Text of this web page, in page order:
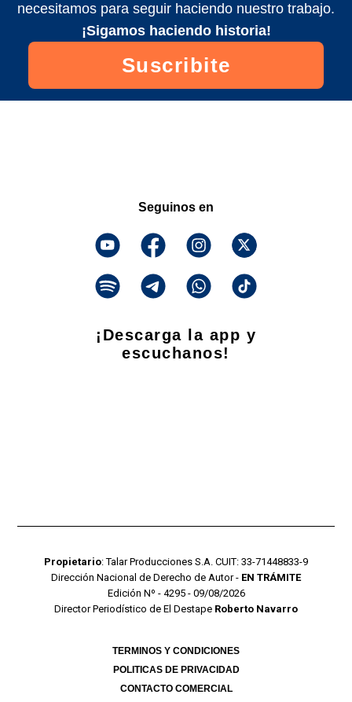
necesitamos para seguir haciendo nuestro trabajo.
¡Sigamos haciendo historia!
Suscribite
Seguinos en
¡Descarga la app y
escuchanos!
Propietario: Talar Producciones S.A. CUIT: 33-71448833-9
Dirección Nacional de Derecho de Autor - EN TRÁMITE
Edición Nº - 4295 - 09/08/2026
Director Periodístico de El Destape Roberto Navarro
TERMINOS Y CONDICIONES
POLITICAS DE PRIVACIDAD
CONTACTO COMERCIAL